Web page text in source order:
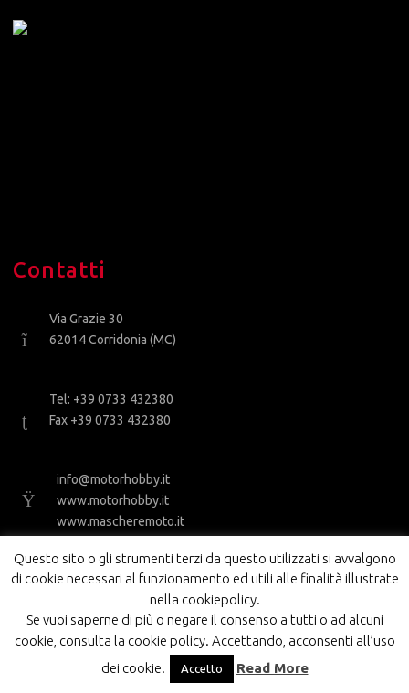
Contatti
Via Grazie 30
62014 Corridonia (MC)
Tel: +39 0733 432380
Fax +39 0733 432380
info@motorhobby.it
www.motorhobby.it
www.mascheremoto.it
MOTOR HOBBY SRL - PI 01843210434
Questo sito o gli strumenti terzi da questo utilizzati si avvalgono
di cookie necessari al funzionamento ed utili alle finalità illustrate
nella cookiepolicy.
Se vuoi saperne di più o negare il consenso a tutti o ad alcuni
cookie, consulta la cookie policy. Accettando, acconsenti all’uso
dei cookie.
Accetto Read More